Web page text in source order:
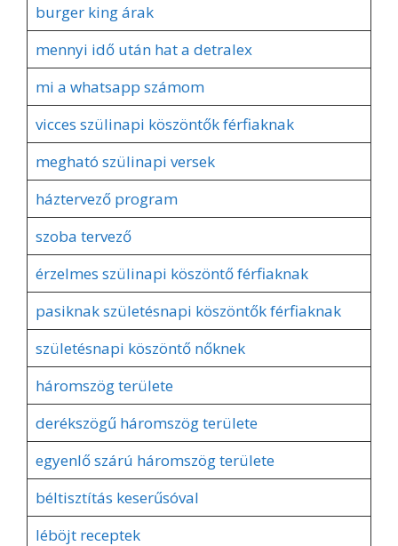
burger king árak
mennyi idő után hat a detralex
mi a whatsapp számom
vicces szülinapi köszöntők férfiaknak
megható szülinapi versek
háztervező program
szoba tervező
érzelmes szülinapi köszöntő férfiaknak
pasiknak születésnapi köszöntők férfiaknak
születésnapi köszöntő nőknek
háromszög területe
derékszögű háromszög területe
egyenlő szárú háromszög területe
béltisztítás keserűsóval
léböjt receptek